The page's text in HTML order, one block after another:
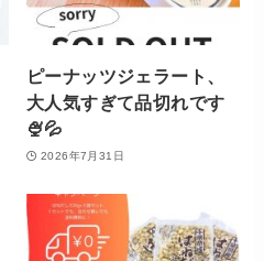
ピーナッツジェラート、
大人気すぎて品切れです
🍨💦
2026年7月31日